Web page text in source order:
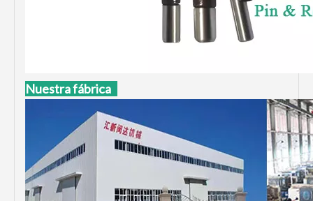
Nuestra fábrica